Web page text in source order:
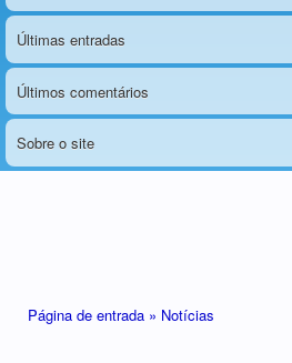
Últimas entradas
Últimos comentários
Sobre o site
Página de entrada » Notícias